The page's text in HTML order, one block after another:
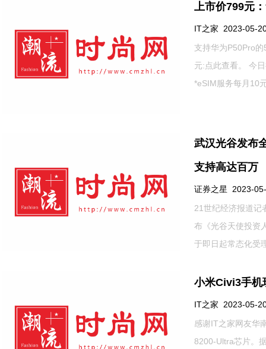
上市价799元
IT之家 2023-05-
支持华为P50Pro
元:点此查看。 今
*eSIM服务每月10
武汉光谷发布
支持高达百万
证券之星 2023-
21世纪经济报道记
布《光谷天使投资
于即日起常态化受
小米Civi3手机
IT之家 2023-05-
感谢IT之家网友华
8200-Ultra芯片。